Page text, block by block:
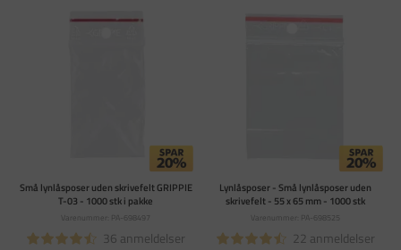
Små lynlåsposer uden skrivefelt GRIPPIE
T-03 - 1000 stk i pakke
Varenummer: PA-698497
36 anmeldelser
Lynlåsposer - Små lynlåsposer uden
skrivefelt - 55 x 65 mm - 1000 stk
Varenummer: PA-698525
22 anmeldelser